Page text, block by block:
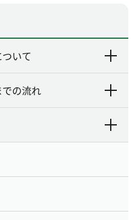
いて
の流れ